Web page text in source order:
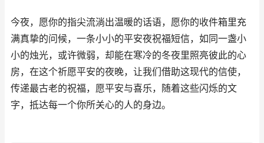
今夜，愿你的指尖流淌出温暖的话语，愿你的收件箱里充
满真挚的问候，一条小小的平安夜祝福短信，如同一盏小
小的烛光，或许微弱，却能在寒冷的冬夜里照亮彼此的心
房，在这个祈愿平安的夜晚，让我们借助这现代的信使，
传递最古老的祝福，愿平安与喜乐，随着这些闪烁的文
字，抵达每一个你所关心的人的身边。